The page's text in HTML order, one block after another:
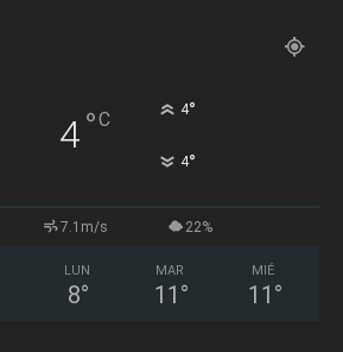
4°C 4°
4°
7.1m/s 22%
LUN
8°
MAR
11 °
MIÉ
11 °